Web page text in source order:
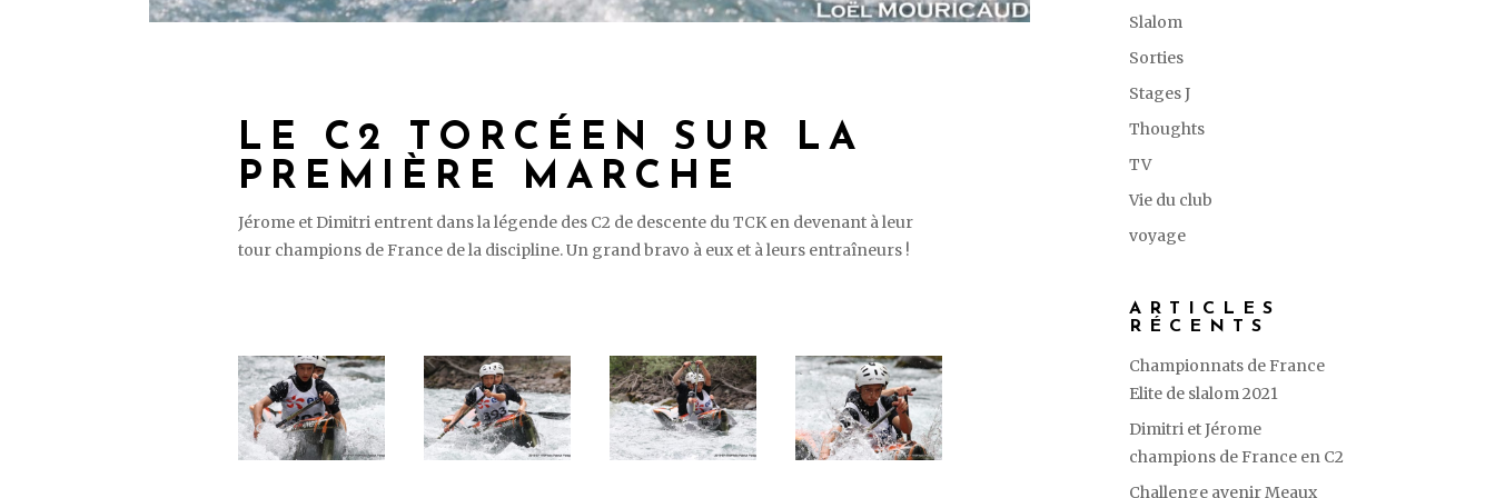
LE C2 TORCÉEN SUR LA
PREMIÈRE MARCHE
Jérome et Dimitri entrent dans la légende des C2 de descente du TCK en devenant à leur
tour champions de France de la discipline. Un grand bravo à eux et à leurs entraîneurs !
Slalom
Sorties
Stages J
Thoughts
TV
Vie du club
voyage
ARTICLES
RÉCENTS
Championnats de France
Elite de slalom 2021
Dimitri et Jérome
champions de France en C2
Challenge avenir Meaux